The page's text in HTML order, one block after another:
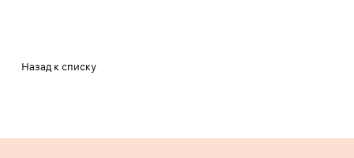
денима подчеркнут вашу
Назад к списку